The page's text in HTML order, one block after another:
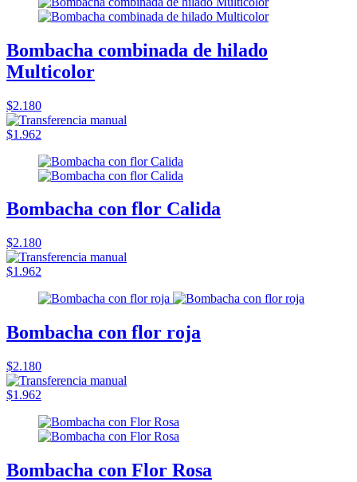
Bombacha combinada de hilado
Multicolor
$2.180
$1.962
Bombacha con flor Calida
$2.180
$1.962
Bombacha con flor roja
$2.180
$1.962
Bombacha con Flor Rosa